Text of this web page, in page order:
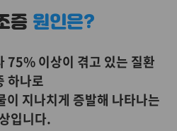
증 원인은?
75% 이상이 겪고 있는 질환
하나로
지나치게 증발해 나타나는
입니다.